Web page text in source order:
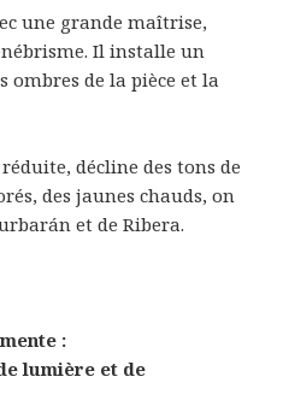
une grande maîtrise,
Il installe un
de la pièce et la
décline des tons de
des jaunes chauds, on
et de Ribera.
:
lumière et de